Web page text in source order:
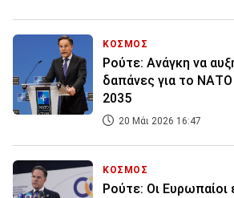
ΚΟΣΜΟΣ
Ρούτε: Ανάγκη να
δαπάνες για το
2035
20 Μάι 2026 16:47
ΚΟΣΜΟΣ
Ρούτε: Οι Ευρωπαίοι